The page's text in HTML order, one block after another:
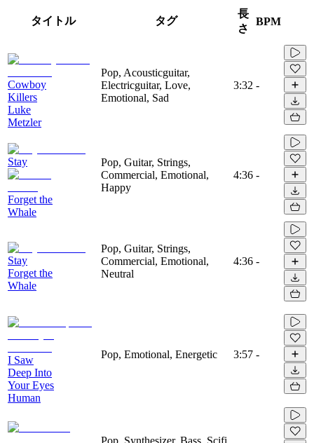
タイトル タグ
長
さ
BPM
Cowboy
Killers
Luke
Metzler
Pop, Acousticguitar,
Electricguitar, Love,
Emotional, Sad
3:32 -
Stay
Forget the
Whale
Pop, Guitar, Strings,
Commercial, Emotional,
Happy
4:36 -
Stay
Forget the
Whale
Pop, Guitar, Strings,
Commercial, Emotional,
Neutral
4:36 -
I Saw
Deep Into
Your Eyes
Human
Pop, Emotional, Energetic 3:57 -
Pop, Synthesizer, Bass, Scifi,